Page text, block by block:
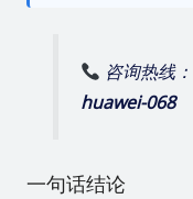
咨询热线：
huawei-068
一句话结论